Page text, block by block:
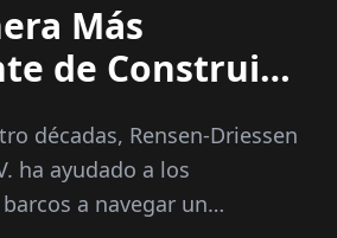
Más
de Construir
décadas, Rensen-Driessen
ha ayudado a los
a navegar un